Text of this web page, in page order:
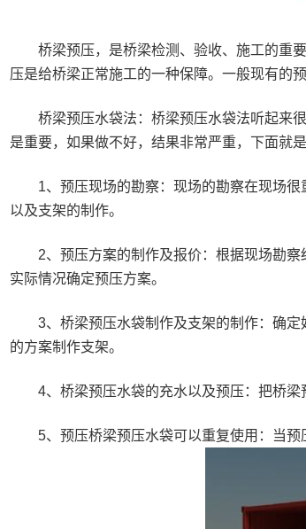
桥梁预压，是桥梁检测、验收、施工的重要
压是给桥梁正常施工的一种保障。一般现有的
桥梁预压水袋法：桥梁预压水袋法听起来很
是重要，如果做不好，结果非常严重，下面就
1、预压现场的勘察：现场的勘察在现场很
以及支架的制作。
2、预压方案的制作及报价：根据现场勘察
实际情况确定预压方案。
3、桥梁预压水袋制作及支架的制作：确定
的方案制作支架。
4、桥梁预压水袋的充水以及预压：把桥梁
5、预压桥梁预压水袋可以重复使用：当预